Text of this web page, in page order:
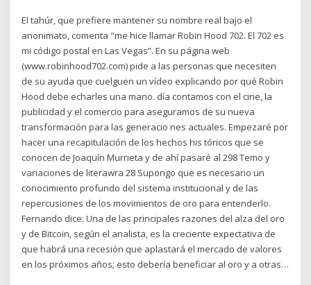
El tahúr, que prefiere mantener su nombre real bajo el
anonimato, comenta "me hice llamar Robin Hood 702. El 702 es
mi código postal en Las Vegas”. En su página web
(www.robinhood702.com) pide a las personas que necesiten
de su ayuda que cuelguen un vídeo explicando por qué Robin
Hood debe echarles una mano. día contamos con el cine, la
publicidad y el comercio para aseguramos de su nueva
transformación para las generacio­ nes actuales. Empezaré por
hacer una recapitulación de los hechos his­ tóricos que se
conocen de Joaquín Murrieta y de ahí pasaré al 298 Temo y
variaciones de literawra 28 Supongo que es necesario un
conocimiento profundo del sistema institucional y de las
repercusiones de los movimientos de oro para entenderlo.
Fernando dice: Una de las principales razones del alza del oro
y de Bitcoin, según el analista, es la creciente expectativa de
que habrá una recesión que aplastará el mercado de valores
en los próximos años; esto debería beneficiar al oro y a otras…